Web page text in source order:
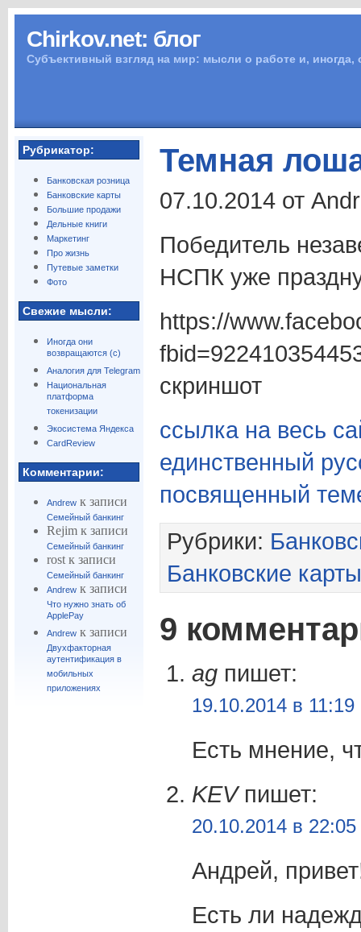
Chirkov.net: блог
Субъективный взгляд на мир: мысли о работе и,
Рубрикатор:
Банковская розница
Банковские карты
Большие продажи
Дельные книги
Маркетинг
Про жизнь
Путевые заметки
Фото
Свежие мысли:
Иногда они
возвращаются (с)
Аналогия для Telegram
Национальная
платформа
токенизации
Экосистема Яндекса
CardReview
Комментарии:
Andrewк записи
Семейный банкинг
Rejimк записи
Семейный банкинг
rostк записи
Семейный банкинг
Andrewк записи
Что нужно знать об
ApplePay
Andrewк записи
Двухфакторная
аутентификация в
мобильных
приложениях
Темная
07.10.2014 от
Победитель
НСПК уже
https://
скриншот
ссылка на весь
единственный
посвященный
Рубрики:
Банковские карты
9
agпишет:
19.10.2014 в 11:19
Есть мнение,
KEVпишет:
20.10.2014 в 22:05
Андрей,
Есть ли